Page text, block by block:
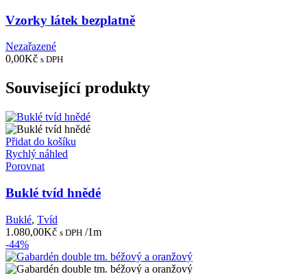
Vzorky látek bezplatně
Nezařazené
0,00Kč s DPH
Související produkty
Přidat do košíku
Rychlý náhled
Porovnat
Buklé tvíd hnědé
Buklé, Tvíd
1.080,00Kč s DPH /1m
-44%